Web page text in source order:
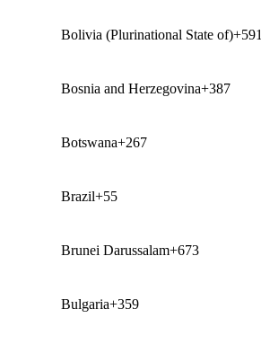
Bolivia (Plurinational State of)+591
Bosnia and Herzegovina+387
Botswana+267
Brazil+55
Brunei Darussalam+673
Bulgaria+359